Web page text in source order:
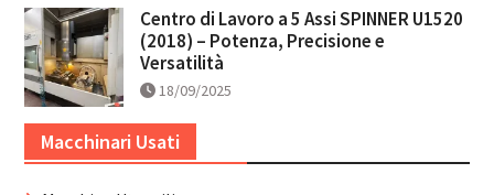
Centro di Lavoro a 5 Assi SPINNER U1520
(2018) – Potenza, Precisione e
Versatilità
18/09/2025
Macchinari Usati